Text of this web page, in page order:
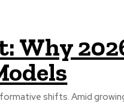
Why
shifts. Amid